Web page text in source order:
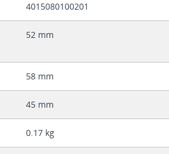
4015080100201
52 mm
58 mm
45 mm
0.17 kg